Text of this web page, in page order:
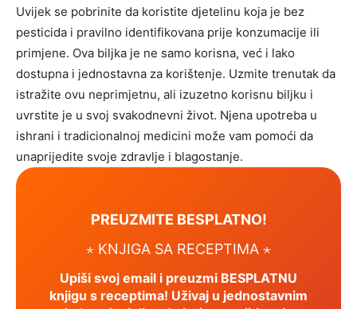
Uvijek se pobrinite da koristite djetelinu koja je bez
pesticida i pravilno identifikovana prije konzumacije ili
primjene. Ova biljka je ne samo korisna, već i lako
dostupna i jednostavna za korištenje. Uzmite trenutak da
istražite ovu neprimjetnu, ali izuzetno korisnu biljku i
uvrstite je u svoj svakodnevni život. Njena upotreba u
ishrani i tradicionalnoj medicini može vam pomoći da
unaprijedite svoje zdravlje i blagostanje.
PREUZMITE BESPLATNO!
⋆ KNJIGA SA RECEPTIMA ⋆
Upiši svoj email i preuzmi BESPLATNU
knjigu s receptima! Uživaj u jednostavnim